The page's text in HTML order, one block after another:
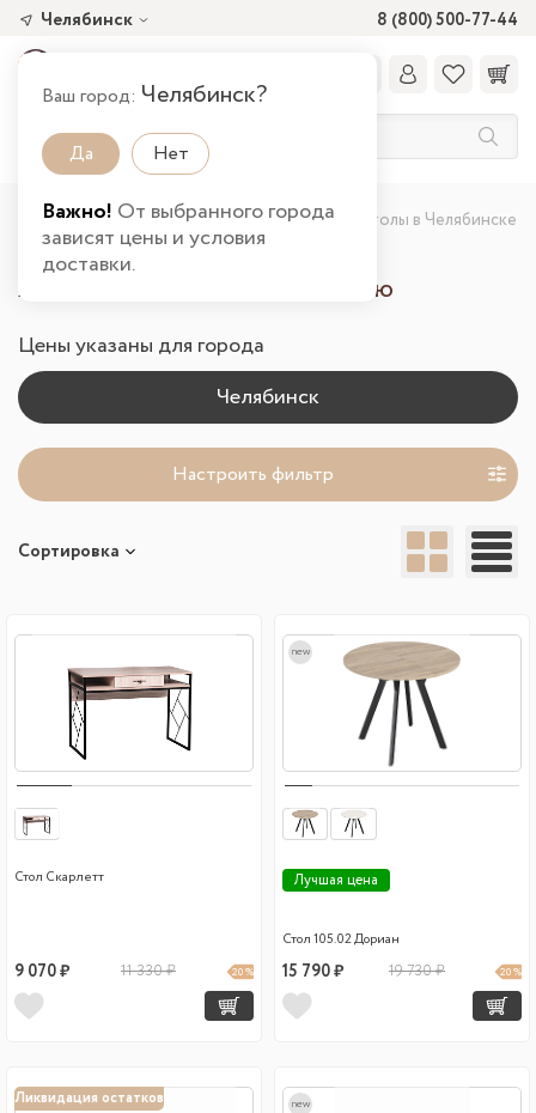
8 (800) 500-77-44
Челябинск
Ваш город: Челябинск?
Да Нет
Важно! От выбранного города
зависят цены и условия
доставки.
Главная Каталог товаров Гостиная Столы в Челябинске
Журнальные столы в гостиную
Цены указаны для города
Настроить фильтр
Сортировка
Стол Скарлетт
9 070 ₽ 11 330 ₽ 20 %
new
Лучшая цена
Стол 105.02 Дориан
15 790 ₽ 19 730 ₽ 20 %
Ликвидация остатков new